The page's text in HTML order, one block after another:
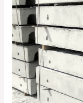
vantagens
em
utilizar
o
concreto
pré-
moldado?